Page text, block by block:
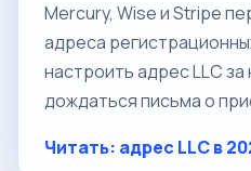
Mercury, Wise и Stripe
адреса
настроить адрес LLC
дождаться письма о
Читать: адрес LLC в